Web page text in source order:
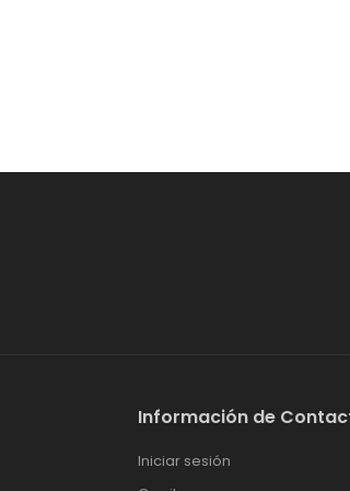
Información de
Iniciar sesión